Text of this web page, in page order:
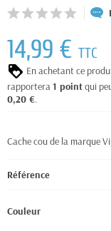
14,99 € TTC
En achetant ce
rapportera1 pointqui
0,20 €.
Cache cou de la marque
Référence
Couleur